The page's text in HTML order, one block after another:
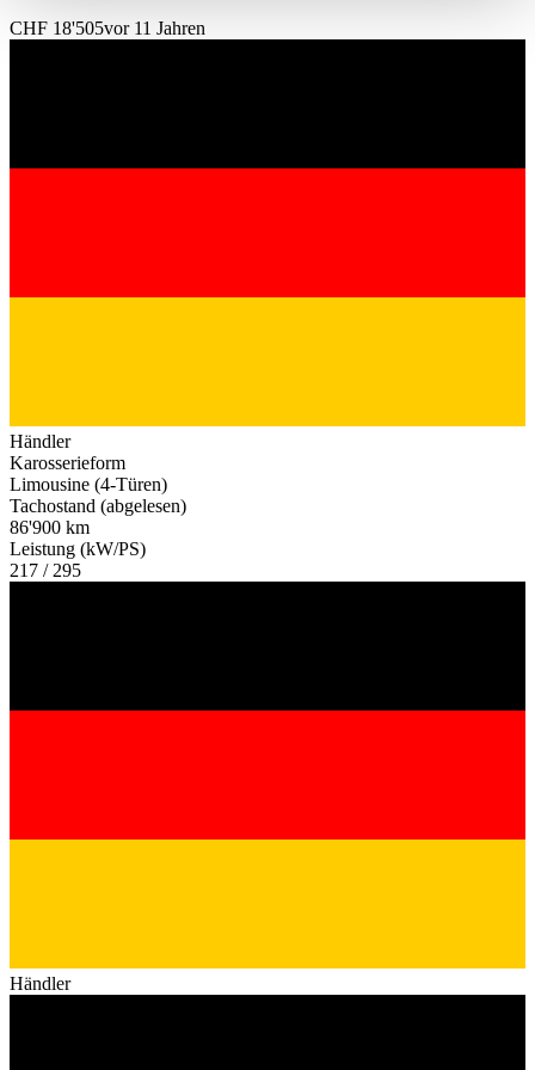
haben oder die sie im Rahmen Ihrer Nutzung der Dienste
CHF 18'505vor 11 Jahren
Händler
Karosserieform
Limousine (4-Türen)
Tachostand (abgelesen)
86'900 km
Leistung (kW/PS)
217 / 295
Händler